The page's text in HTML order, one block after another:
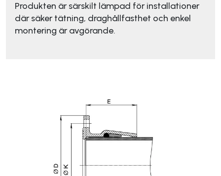
Produkten är särskilt lämpad för installationer
där säker tätning, draghållfasthet och enkel
montering är avgörande.